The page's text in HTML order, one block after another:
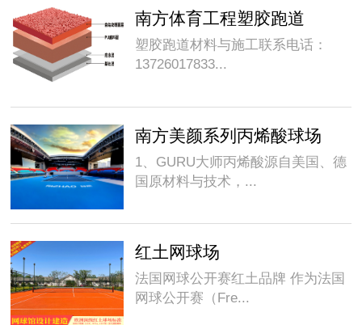
南方体育工程塑胶跑道
塑胶跑道材料与施工联系电话：
13726017833...
南方美颜系列丙烯酸球场
1、GURU大师丙烯酸源自美国、德
国原材料与技术，...
红土网球场
法国网球公开赛红土品牌 作为法国
网球公开赛（Fre...